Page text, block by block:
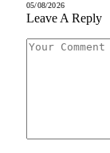
05/08/2026
Leave A Reply